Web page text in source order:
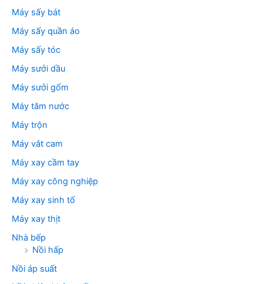
Máy sấy bát
Máy sấy quần áo
Máy sấy tóc
Máy sưởi dầu
Máy sưởi gốm
Máy tăm nước
Máy trộn
Máy vắt cam
Máy xay cầm tay
Máy xay công nghiệp
Máy xay sinh tố
Máy xay thịt
Nhà bếp
Nồi hấp
Nồi áp suất